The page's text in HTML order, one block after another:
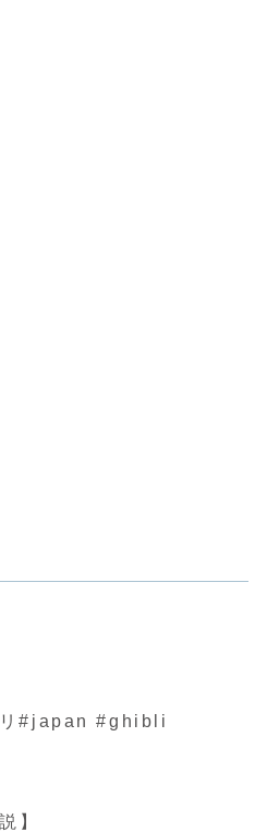
リ#japan #ghibli
】